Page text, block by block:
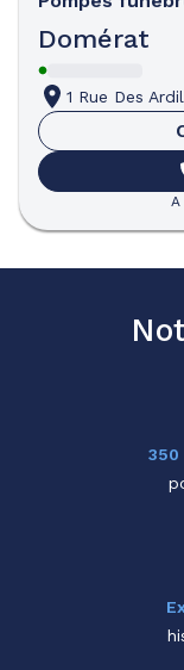
Domérat
1 Rue Des
350